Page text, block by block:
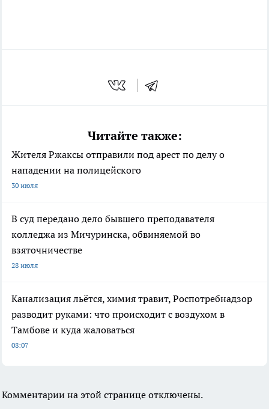
Читайте также:
Жителя Ржаксы отправили под арест по делу о
нападении на полицейского
30 июля
В суд передано дело бывшего преподавателя
колледжа из Мичуринска, обвиняемой во
взяточничестве
28 июля
Канализация льётся, химия травит, Роспотребнадзор
разводит руками: что происходит с воздухом в
Тамбове и куда жаловаться
08:07
Комментарии на этой странице отключены.